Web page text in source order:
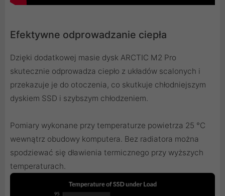
Efektywne odprowadzanie ciepła
Dzięki dodatkowej masie dysk ARCTIC M2 Pro
skutecznie odprowadza ciepło z układów scalonych i
przekazuje je do otoczenia, co skutkuje chłodniejszym
dyskiem SSD i szybszym chłodzeniem.
Pomiary wykonane przy temperaturze powietrza 25 °C
wewnątrz obudowy komputera. Bez radiatora można
spodziewać się dławienia termicznego przy wyższych
temperaturach.